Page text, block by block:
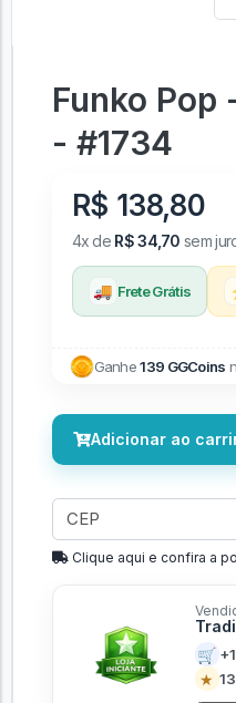
Funko Pop
- #1734
R$ 138,80
4x de R$ 34,70 sem
🚚 Frete Grátis
Ganhe139 GGCoins
Adicionar ao
Clique aqui e confira a
🛒
★ 13